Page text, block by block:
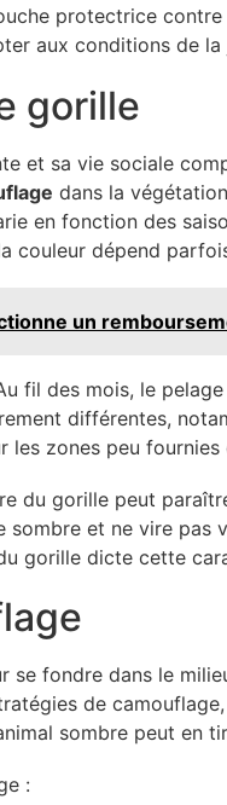
protectrice
aux conditions de
gorille
et sa vie sociale
dans la
en fonction des
couleur dépend
un
fil des mois, le
différentes,
les zones peu
du gorille peut
sombre et ne vire
gorille dicte cette
fondre dans le
de
sombre peut en
: